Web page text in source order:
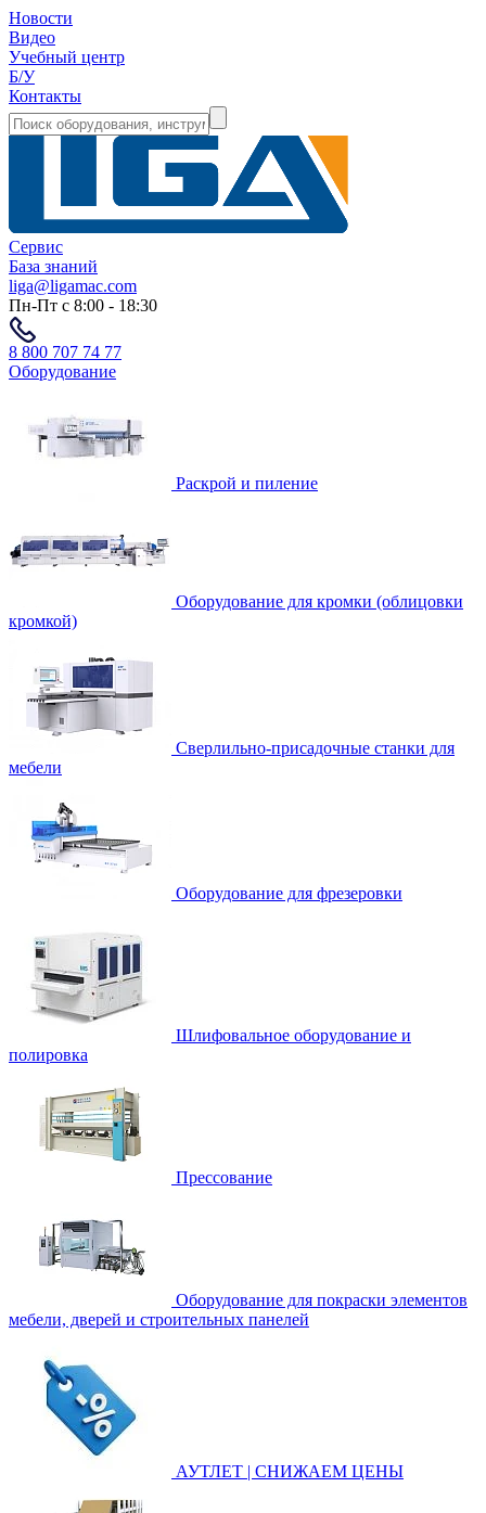
Новости
Видео
Учебный центр
Б/У
Контакты
Сервис
База знаний
liga@ligamac.com
Пн-Пт с 8:00 - 18:30
8 800 707 74 77
Оборудование
Раскрой и пиление
Оборудование для кромки (облицовки
кромкой)
Сверлильно-присадочные станки для
мебели
Оборудование для фрезеровки
Шлифовальное оборудование и
полировка
Прессование
Оборудование для покраски элементов
мебели, дверей и строительных панелей
АУТЛЕТ | СНИЖАЕМ ЦЕНЫ